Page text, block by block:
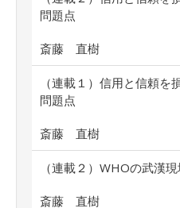
問題点
斎藤 直樹
（連載１）信用と信頼を
問題点
斎藤 直樹
（連載２）WHOの武漢
斎藤 直樹